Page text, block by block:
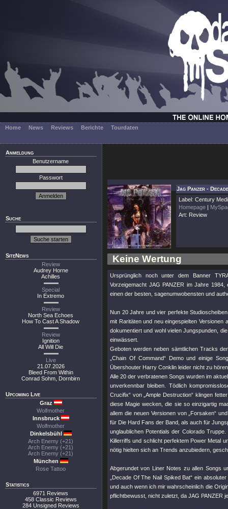
Home News Reviews Berichte Tourdaten
Anmeldung
Benutzername
Passwort
Suche
SiteNews
Review
Audrey Horne
Achilles
Special
In Extremo
Review
North Sea Echoes
How To Cast A Shadow
Review
Ignition
All Will Die
Live
21.07.2026
Bleed From Within
Conrad Sohm, Dornbirn
Upcoming Live
Graz
Wolfmother
Innsbruck
Wolfmother
Dinkelsbühl
Arch Enemy (+21)
Arch Enemy (+21)
Arch Enemy (+21)
München
Rose Tattoo
Statistics
6971 Reviews
458 Classic Reviews
284 Unsigned Reviews
Jag Panzer -
Label: Century
Homepage |
Art: Review
Keine Wertung
Ursprünglich noch unter dem Banner
Vorzeigemacht JAG PANZER im Jahre
einen der besten, sagenumwobensten und
Nun 20 Jahre und vier perfekte
mit Raritäten und neu eingespielten
dokumentiert und wohl vielen Jungspunden,
einwässert.
Geboten werden neben sämtlichen Tracks
„Chain Of Command“ Demo und einige
Übershouter Harry Conklin leider nicht zu
Alle 20 der verbratenen Songs wurden im
unverkennbar bleiben. Tödlich
Crucifix“ von „Ample Destruction“ klingen
diese Magie wecken, die sie so einzigartig
allem die neuen Versionen von „Forsaken“
für Die Hard Fans der Band, als auch für
unglaublichen Potentials der Colorado
Killerriffs und schlicht perfektem Power Metal
nötig hielten sich an Trends anzubiedern,
Abgerundet von Liner Notes zu allen Songs
„Decade Of The Nail Spiked Bat“ ein
und auch wenn ich mir wahrscheinlich die
pflichtbewusst, nicht zuletzt, da JAG PANZER